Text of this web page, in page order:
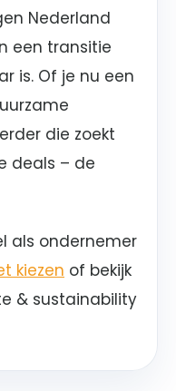
Nederland
een transitie
is. Of je nu een
die zoekt
deals – de
als ondernemer
kiezen of bekijk
& sustainability